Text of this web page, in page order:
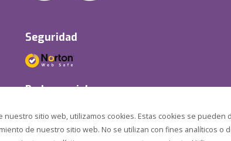
sitio web, utilizamos cookies. Estas cookies se pueden
de nuestro sitio web. No se utilizan con fines analíticos o
Seguridad
Redes sociales